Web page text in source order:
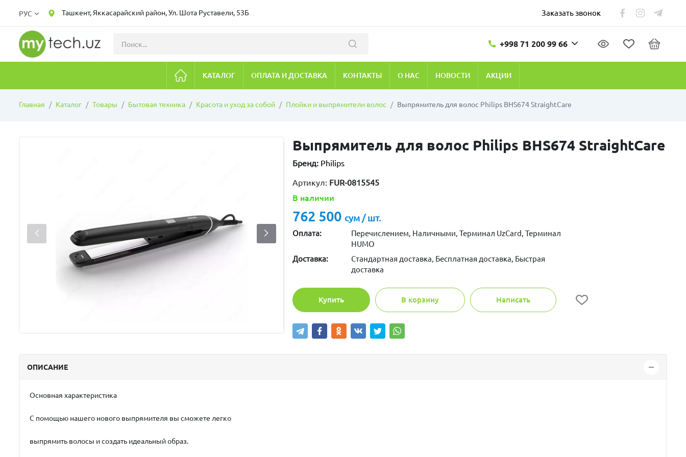
РУС Ташкент, Яккасарайский район, Ул. Шота Руставели, 53Б Заказать звонок
+998 71 200 99 66
КАТАЛОГ ОПЛАТА И ДОСТАВКА КОНТАКТЫ О НАС НОВОСТИ АКЦИИ
Главная Каталог Товары Бытовая техника Красота и уход за собой Плойки и выпрямители волос Выпрямитель для волос Philips BHS674 StraightCare
Выпрямитель для волос Philips BHS674 StraightCare
Бренд: Philips
Артикул: FUR-0815545
В наличии
762 500 сум / шт.
Оплата:
Перечислением, Наличными, Терминал UzCard, Терминал
HUMO
Доставка:
Стандартная доставка, Бесплатная доставка, Быстрая
доставка
Купить В корзину Написать
ОПИСАНИЕ
Основная характеристика
С помощью нашего нового выпрямителя вы сможете легко
выпрямить волосы и создать идеальный образ.